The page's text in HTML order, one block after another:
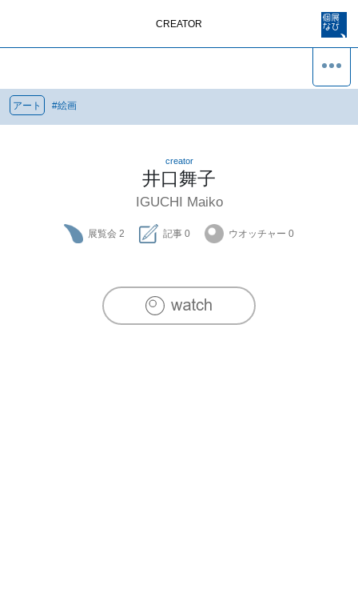
CREATOR
アート #絵画
creator
井口舞子
IGUCHI Maiko
展覧会 2 記事 0 ウオッチャー 0